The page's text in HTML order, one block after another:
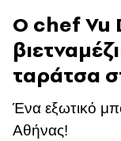
Ο chef Vu
ταράτσα
Ένα εξωτικό
Αθήνας!